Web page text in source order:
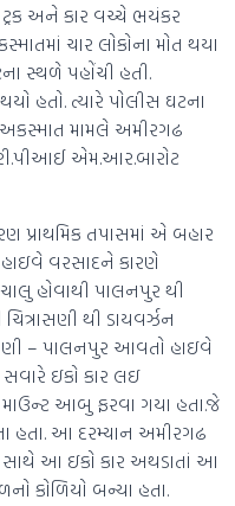
ટ્રક અને કાર વચ્ચે ભયંકર
ચાર લોકોના મોત થયા
સ્થળે પહોંચી હતી.
હતો. ત્યારે પોલીસ ઘટના
અકસ્માત મામલે અમીરગઢ
એમ.આર.બારોટ
પ્રાથમિક તપાસમાં એ બહાર
વરસાદને કારણે
હોવાથી પાલનપુર થી
થી ડાયવર્ઝન
– પાલનપુર આવતો હાઇવે
સવારે ઇકો કાર લઇ
માઉન્ટ આબુ ફરવા ગયા હતા.જે
હતા. આ દરમ્યાન અમીરગઢ
સાથે આ ઇકો કાર અથડાતાં આ
કોળિયો બન્યા હતા.